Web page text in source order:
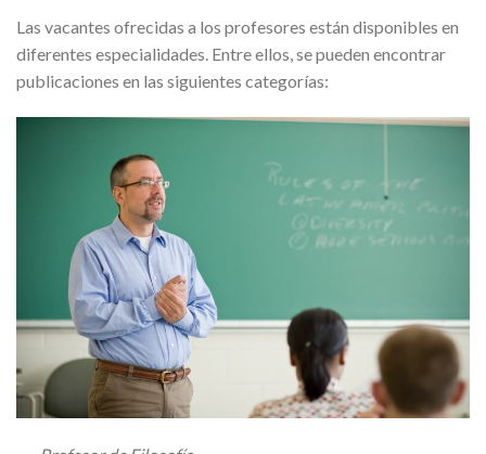
Las vacantes ofrecidas a los profesores están disponibles en
diferentes especialidades. Entre ellos, se pueden encontrar
publicaciones en las siguientes categorías: